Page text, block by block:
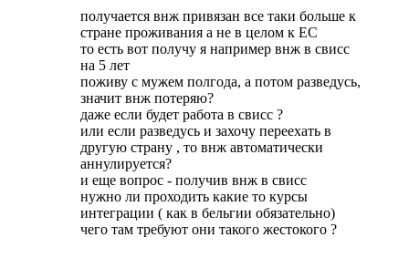
получается внж привязан все таки больше к
стране проживания а не в целом к ЕС
то есть вот получу я например внж в свисс
на 5 лет
поживу с мужем полгода, а потом разведусь,
значит внж потеряю?
даже если будет работа в свисс ?
или если разведусь и захочу переехать в
другую страну , то внж автоматически
аннулируется?
и еще вопрос - получив внж в свисс
нужно ли проходить какие то курсы
интеграции ( как в бельгии обязательно)
чего там требуют они такого жестокого ?